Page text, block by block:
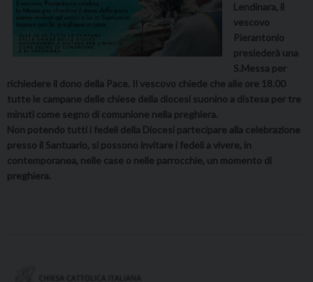
Lendinara, il
vescovo
Pierantonio
presiederà una
S.Messa per
richiedere il dono della Pace. Il vescovo chiede che alle ore 18.00
tutte le campane delle chiese della diocesi suonino a distesa per tre
minuti come segno di comunione nella preghiera.
Non potendo tutti i fedeli della Diocesi partecipare alla celebrazione
presso il Santuario, si possono invitare i fedeli a vivere, in
contemporanea, nelle case o nelle parrocchie, un momento di
preghiera.